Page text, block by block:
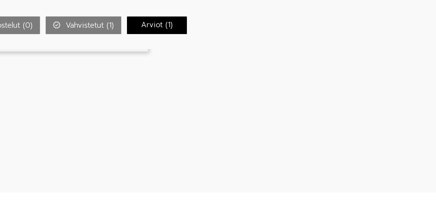
(0) Vahvistetut (1) Arviot (1)